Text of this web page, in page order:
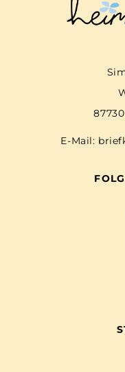
E-Mail: